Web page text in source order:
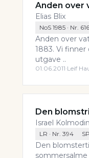
Anden over
Elias Blix
NoS 1985 · Nr. 616
Anden over
1883. Vi finner
utgave ..
01.06.2011·Leif
Den
Israel Kolmodin
LR · Nr. 394 SP
Den